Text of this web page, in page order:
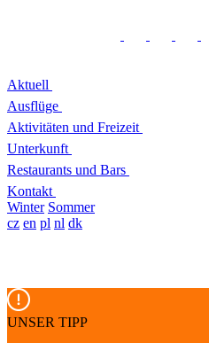
Aktuell
Ausflüge
Aktivitäten und Freizeit
Unterkunft
Restaurants und Bars
Kontakt
Winter Sommer
cz en pl nl dk
UNSER TIPP